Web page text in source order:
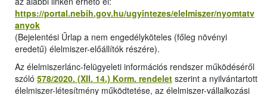
https://portal.nebih.gov.hu/ugyintezes/elelmiszer/nyomtatv
anyok
(Bejelentési Űrlap a nem engedélyköteles (főleg növényi
eredetű) élelmiszer-előállítók részére).
Az élelmiszerlánc-felügyeleti információs rendszer működéséről
szóló 578/2020. (XII. 14.) Korm. rendelet szerint a nyilvántartott
élelmiszer-létesítmény működtetése, az élelmiszer-vállalkozási